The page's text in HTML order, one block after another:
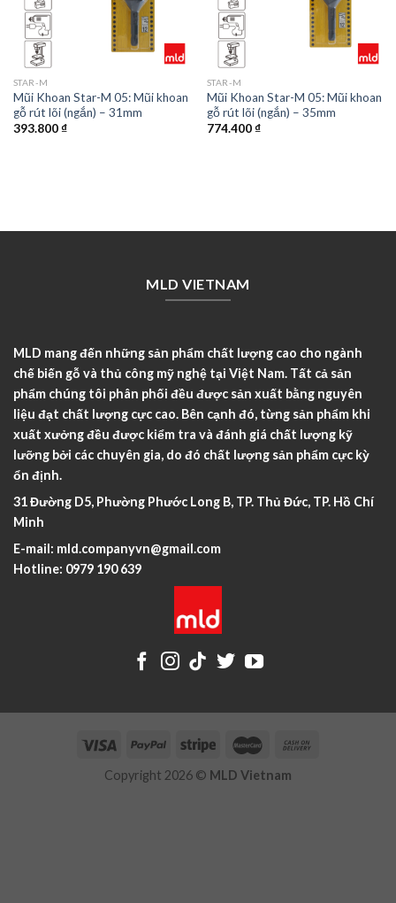
STAR-M
Mũi Khoan Star-M 05: Mũi khoan
gỗ rút lõi (ngắn) – 31mm
393.800₫
STAR-M
Mũi Khoan Star-M 05: Mũi khoan
gỗ rút lõi (ngắn) – 35mm
774.400₫
MLD VIETNAM
MLD mang đến những sản phẩm chất lượng cao cho ngành
chế biến gỗ và thủ công mỹ nghệ tại Việt Nam. Tất cả sản
phẩm chúng tôi phân phối đều được sản xuất bằng nguyên
liệu đạt chất lượng cực cao. Bên cạnh đó, từng sản phẩm khi
xuất xưởng đều được kiểm tra và đánh giá chất lượng kỹ
lưỡng bởi các chuyên gia, do đó chất lượng sản phẩm cực kỳ
ổn định.
31 Đường D5, Phường Phước Long B, TP. Thủ Đức, TP. Hồ Chí
Minh
E-mail: mld.companyvn@gmail.com
Hotline: 0979 190 639
Copyright 2026 © MLD Vietnam